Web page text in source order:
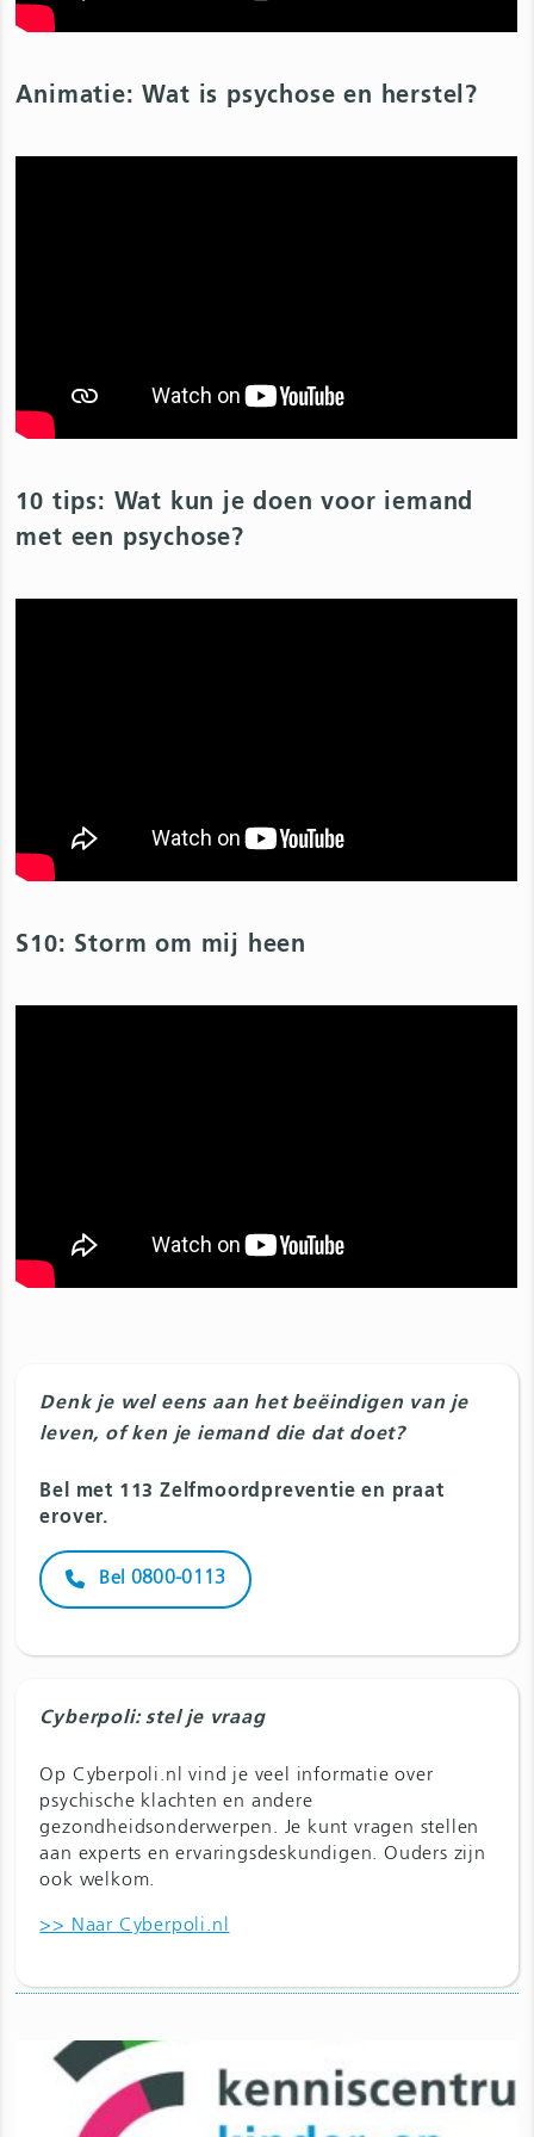
Animatie: Wat is psychose en herstel?
10 tips: Wat kun je doen voor iemand
met een psychose?
S10: Storm om mij heen
Denk je wel eens aan het beëindigen van je
leven, of ken je iemand die dat doet?
Bel met 113 Zelfmoordpreventie en praat
erover.
Bel 0800-0113
Cyberpoli: stel je vraag
Op Cyberpoli.nl vind je veel informatie over
psychische klachten en andere
gezondheidsonderwerpen. Je kunt vragen stellen
aan experts en ervaringsdeskundigen. Ouders zijn
ook welkom.
>> Naar Cyberpoli.nl